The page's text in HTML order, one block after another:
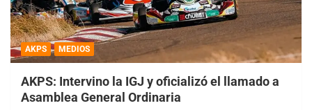
AKPS MEDIOS
AKPS: Intervino la IGJ y oficializó el llamado a
Asamblea General Ordinaria